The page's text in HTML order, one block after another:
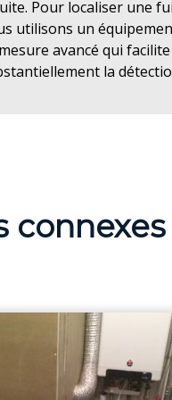
Pour localiser une
utilisons un
avancé qui facilite
la
connexes